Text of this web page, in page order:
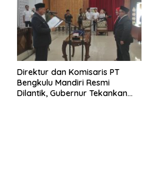
Direktur dan Komisaris PT
Bengkulu Mandiri Resmi
Dilantik, Gubernur Tekankan